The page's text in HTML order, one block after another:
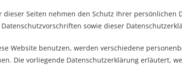
dieser Seiten nehmen den Schutz Ihrer
sowie dieser
Website benutzen, werden verschiedene
Die vorliegende Datenschutzerklärung erläutert,